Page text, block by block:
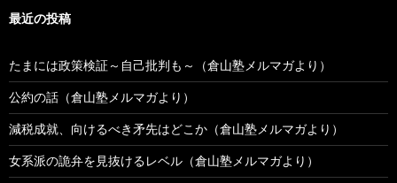
最近の投稿
たまには政策検証～自己批判も～（倉山塾メルマガより）
公約の話（倉山塾メルマガより）
減税成就、向けるべき矛先はどこか（倉山塾メルマガより）
女系派の詭弁を見抜けるレベル（倉山塾メルマガより）